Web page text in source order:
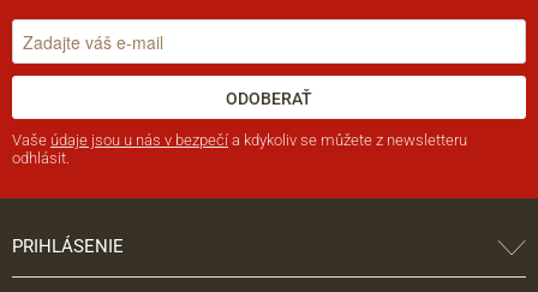
ODOBERAŤ
Vaše údaje jsou u nás v bezpečí a kdykoliv se můžete z newsletteru
odhlásit.
PRIHLÁSENIE